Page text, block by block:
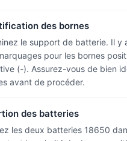
des bornes
le support de batterie. Il y
pour les bornes
(-). Assurez-vous de bien
avant de procéder.
des batteries
les deux batteries 18650